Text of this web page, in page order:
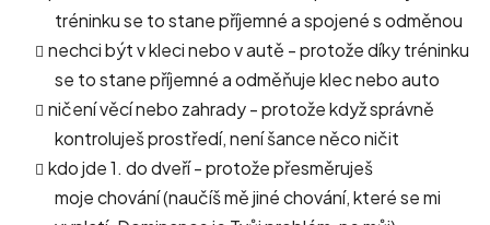
tréninku se to stane příjemné a spojené s odměnou
nechci být v kleci nebo v autě - protože díky tréninku
se to stane příjemné a odměňuje klec nebo auto
ničení věcí nebo zahrady - protože když správně
kontroluješ prostředí, není šance něco ničit
kdo jde 1. do dveří - protože přesměruješ
moje chování (naučíš mě jiné chování, které se mi